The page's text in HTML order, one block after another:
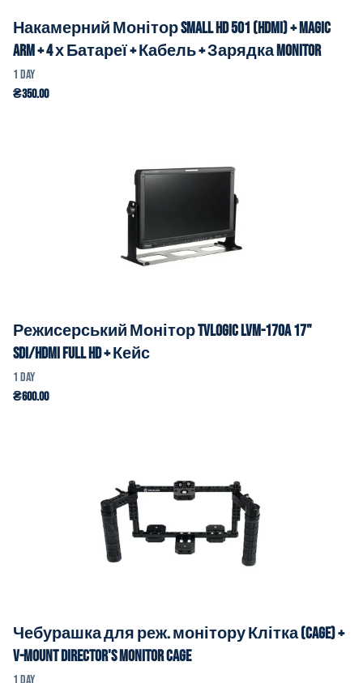
Накамерний Монітор Small HD 501 (HDMI) + Magic
Arm + 4 х Батареї + Кабель + Зарядка monitor
Режисерський Монітор TVLogic LVM-170A 17"
SDI/HDMI Full HD + Кейс
Чебурашка для реж. монітору Клітка (Cage) +
V-Mount director's monitor cage